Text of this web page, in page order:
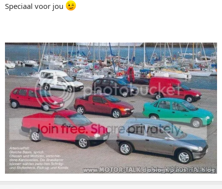
Speciaal voor jou